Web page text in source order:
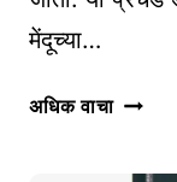
मेंदूच्या…
अधिक वाचामशीन